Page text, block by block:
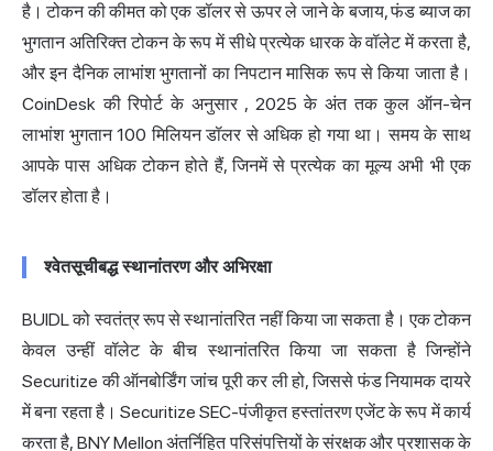
है। टोकन की कीमत को एक डॉलर से ऊपर ले जाने के बजाय, फंड ब्याज का
भुगतान अतिरिक्त टोकन के रूप में सीधे प्रत्येक धारक के वॉलेट में करता है,
और इन दैनिक लाभांश भुगतानों का निपटान मासिक रूप से किया जाता है।
CoinDesk की रिपोर्ट के अनुसार, 2025 के अंत तक कुल ऑन-चेन
लाभांश भुगतान 100 मिलियन डॉलर से अधिक हो गया था। समय के साथ
आपके पास अधिक टोकन होते हैं, जिनमें से प्रत्येक का मूल्य अभी भी एक
डॉलर होता है।
श्वेतसूचीबद्ध स्थानांतरण और अभिरक्षा
BUIDL को स्वतंत्र रूप से स्थानांतरित नहीं किया जा सकता है। एक टोकन
केवल उन्हीं वॉलेट के बीच स्थानांतरित किया जा सकता है जिन्होंने
Securitize की ऑनबोर्डिंग जांच पूरी कर ली हो, जिससे फंड नियामक दायरे
में बना रहता है। Securitize SEC-पंजीकृत हस्तांतरण एजेंट के रूप में कार्य
करता है, BNY Mellon अंतर्निहित परिसंपत्तियों के संरक्षक और प्रशासक के